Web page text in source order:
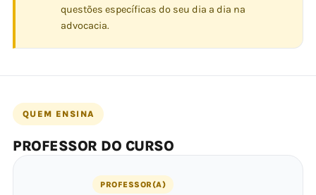
questões específicas do seu dia a dia na
advocacia.
QUEM ENSINA
PROFESSOR DO CURSO
PROFESSOR(A)